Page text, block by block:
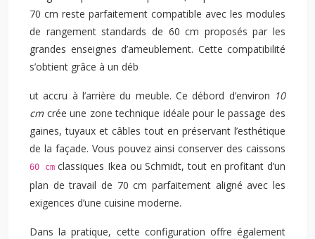
70 cm reste parfaitement compatible avec les modules
de rangement standards de 60 cm proposés par les
grandes enseignes d’ameublement. Cette compatibilité
s’obtient grâce à un déb
ut accru à l’arrière du meuble. Ce débord d’environ 10
cmcrée une zone technique idéale pour le passage des
gaines, tuyaux et câbles tout en préservant l’esthétique
de la façade. Vous pouvez ainsi conserver des caissons
60 cmclassiques Ikea ou Schmidt, tout en profitant d’un
plan de travail de 70 cm parfaitement aligné avec les
exigences d’une cuisine moderne.
Dans la pratique, cette configuration offre également